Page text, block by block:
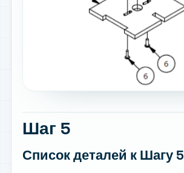
Шаг 5
Список деталей к Шагу 5